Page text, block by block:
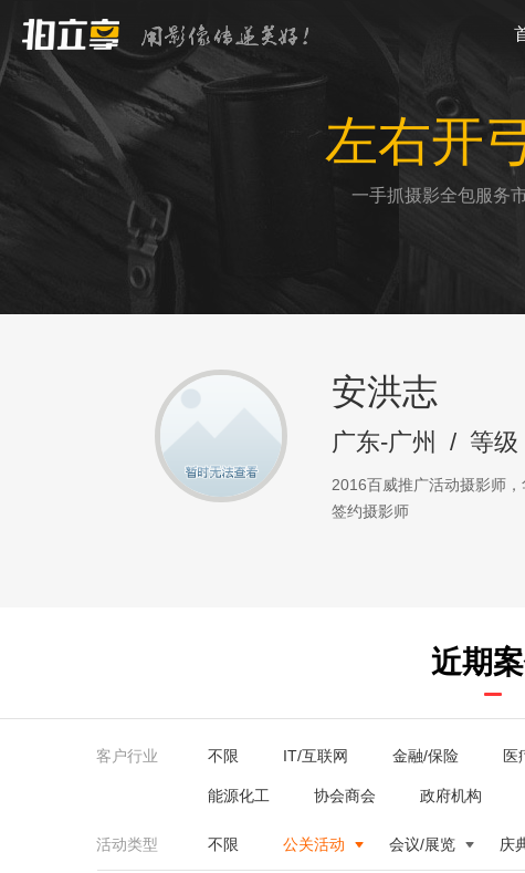
左右开
一手抓摄影全包服务
安洪志
广东-广州 / 等级
2016百威推广活动摄影师
签约摄影师
近期
客户行业 不限 IT/互联网 金融/保险 医
能源化工 协会商会 政府机构
活动类型 不限 公关活动 会议/展览 庆